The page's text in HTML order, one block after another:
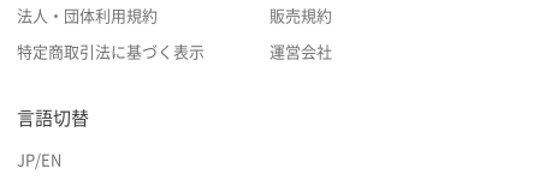
法人・団体利用規約 販売規約
特定商取引法に基づく表示 運営会社
言語切替
JP/EN